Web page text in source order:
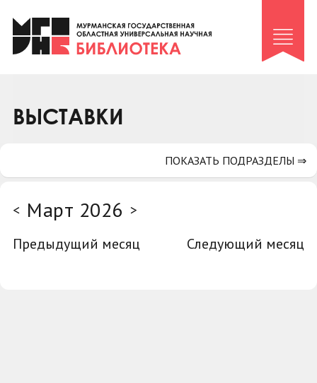
Клуб «Гиря и сельдерей»
Клуб «Семейный архив»
Коллегам
ВЫСТАВКИ
< Март 2026 >
Предыдущий месяц
Следующий месяц
ПОКАЗАТЬ ПОДРАЗДЕЛЫ ⇒